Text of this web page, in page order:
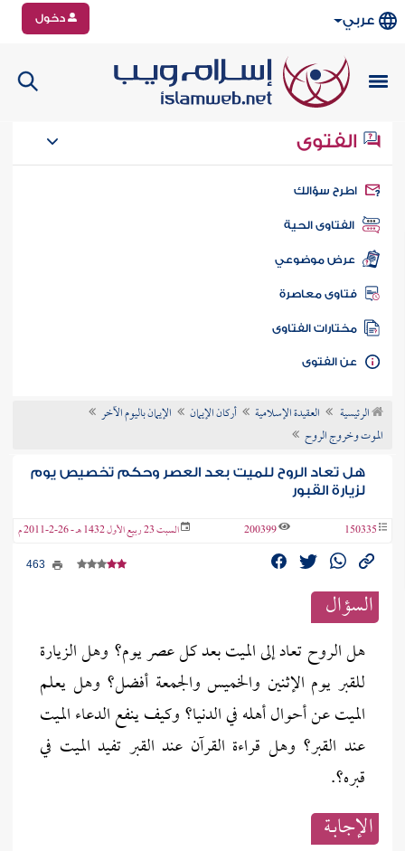
عربي دخول
الفتوى
سؤالك
الفتاوى الحية
عرض موضوعي
فتاوى معاصرة
مختارات الفتاوى
الفتوى
الرئيسية العقيدة الإسلامية أركان الإيمان
الإيمان باليوم الآخر
الموت وخروج الروح
هل تعاد الروح للميت بعد العصر وحكم تخصيص يوم
لزيارة القبور
150335
200399 السبت 23 ربيع الأول 1432 هـ - 26-2-2011 م
السؤال
هل الروح تعاد إلى الميت بعد كل عصر يوم؟ وهل الزيارة
للقبر يوم الإثنين والخميس والجمعة أفضل؟ وهل يعلم
الميت عن أحوال أهله في الدنيا؟ وكيف ينفع الدعاء الميت
عند القبر؟ وهل قراءة القرآن عند القبر تفيد الميت في
قبره؟.
الإجابــة